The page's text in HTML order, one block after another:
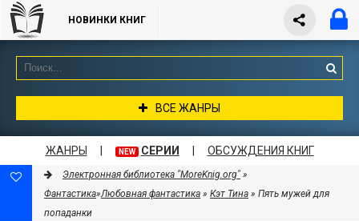
НОВИНКИ КНИГ
ВСЕ ЖАНРЫ
ЖАНРЫ NEW СЕРИИ ОБСУЖДЕНИЯ КНИГ
Электронная библиотека "MoreKnig.org" »
Фантастика»Любовная фантастика » Кэт Тина » Пять мужей для
попаданки